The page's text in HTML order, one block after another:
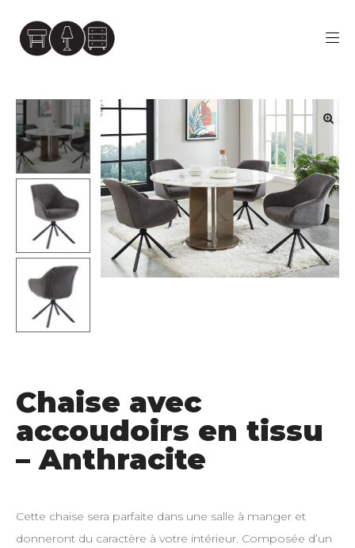
Chaise avec
accoudoirs en tissu
– Anthracite
Cette chaise sera parfaite dans une salle à manger et
donneront du caractère à votre intérieur. Composée d’un